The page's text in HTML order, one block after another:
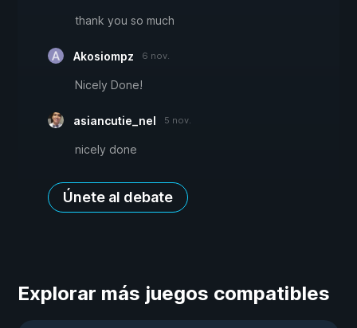
thank you so much
Akosiompz 6 nov.
Nicely Done!
asiancutie_nel 5 nov.
nicely done
Únete al debate
Explorar más juegos compatibles